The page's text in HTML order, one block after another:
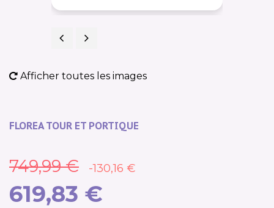
Afficher toutes les images
FLOREA TOUR ET PORTIQUE
749,99 € -130,16 €
619,83 €